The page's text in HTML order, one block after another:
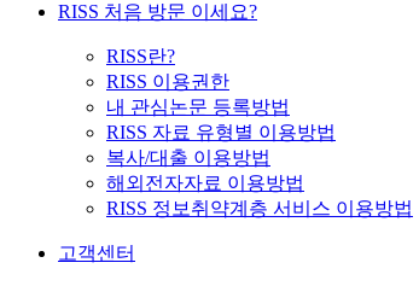
RISS 처음 방문 이세요?
RISS란?
RISS 이용권한
내 관심논문 등록방법
RISS 자료 유형별 이용방법
복사/대출 이용방법
해외전자자료 이용방법
RISS 정보취약계층 서비스 이용방법
고객센터